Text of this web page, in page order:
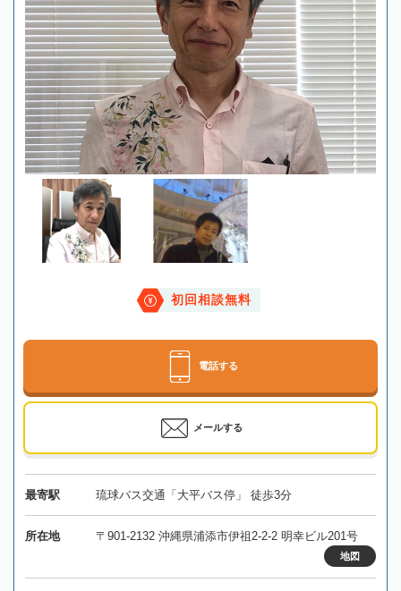
初回相談無料
電話する
メールする
最寄駅 琉球バス交通「大平バス停」 徒歩3分
所在地 〒901-2132 沖縄県浦添市伊祖2-2-2 明幸ビル201号
地図